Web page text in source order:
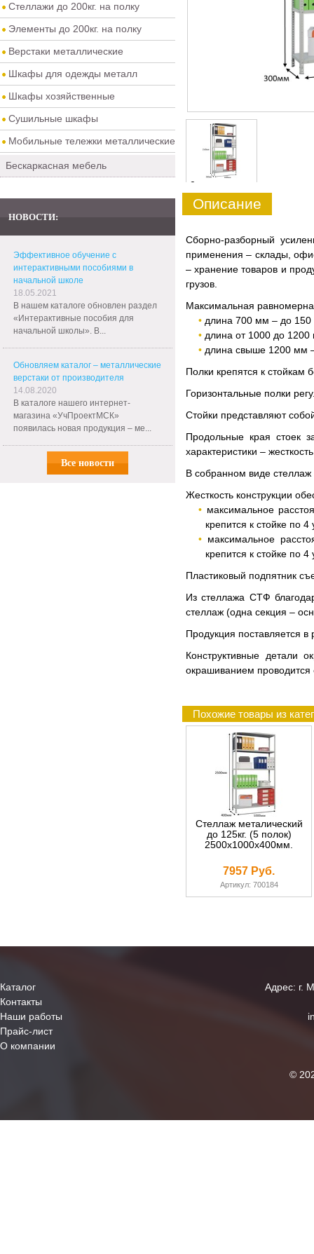
Стеллажи до 200кг. на полку
Элементы до 200кг. на полку
Верстаки металлические
Шкафы для одежды металл
Шкафы хозяйственные
Сушильные шкафы
Мобильные тележки металлические
Бескаркасная мебель
НОВОСТИ:
Эффективное обучение с
интерактивными пособиями в
начальной школе
18.05.2021
В нашем каталоге обновлен раздел
«Интерактивные пособия для
начальной школы». В...
Обновляем каталог – металлические
верстаки от производителя
14.08.2020
В каталоге нашего интернет-
магазина «УчПроектМСК»
появилась новая продукция – ме...
Все новости
0
Описание
Сборно-разборный
применения – склады,
– хранение товаров и
грузов.
Максимальная
длина 700 мм – до 150
длина от 1000 до 1200
длина свыше 1200 мм
Полки крепятся к
Горизонтальные полки
Стойки представляют
Продольные края стоек
характеристики –
В собранном виде стеллаж
Жесткость конструкции
максимальное
крепится к стойке по
максимальное
крепится к стойке по
Пластиковый подпятник
Из стеллажа СТФ
стеллаж (одна секция –
Продукция поставляется в
Конструктивные детали
окрашиванием проводится
Похожие товары из
Стеллаж металический
до 125кг. (5 полок)
2500х1000х400мм.
7957 Руб.
Артикул: 700184
Каталог
Контакты
Наши работы
Прайс-лист
О компании
Адрес: г.
©